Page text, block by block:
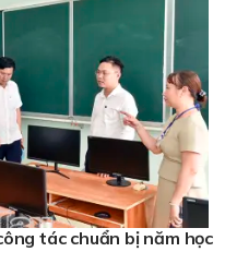
tác chuẩn bị năm học